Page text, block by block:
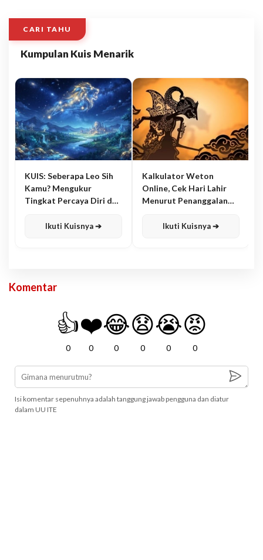
CARI TAHU
Kumpulan Kuis Menarik
KUIS: Seberapa Leo Sih
Kamu? Mengukur
Tingkat Percaya Diri dan
Ikuti Kuisnya ➔
Kalkulator Weton
Online, Cek Hari Lahir
Menurut Penanggalan
Ikuti Kuisnya ➔
Komentar
👍
0
❤️
0
😂
0
😧
0
😭
0
😡
0
Isi komentar sepenuhnya adalah tanggung jawab pengguna dan diatur
dalam UU ITE